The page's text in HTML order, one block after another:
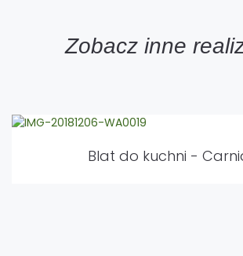
Zobacz inne
Blat do kuchni -